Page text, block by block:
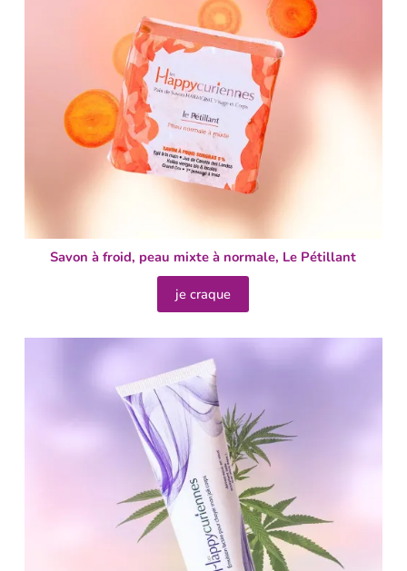
Savon à froid, peau mixte à normale, Le Pétillant
je craque